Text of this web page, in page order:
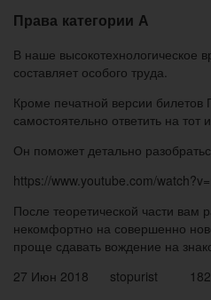
Права категории А
В наше высокотехнологическое
составляет особого труда.
Кроме печатной версии
самостоятельно ответить на
Он поможет детально
https://www.youtube.com/
После теоретической части вам
некомфортно на совершенно
проще сдавать вождение на
27 Июн 2018 stopurist